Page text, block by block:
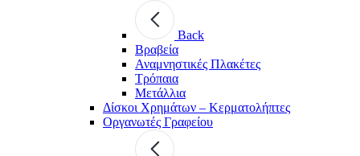
Back
Βραβεία
Αναμνηστικές Πλακέτες
Τρόπαια
Μετάλλια
Δίσκοι Χρημάτων – Κερματολήπτες
Οργανωτές Γραφείου